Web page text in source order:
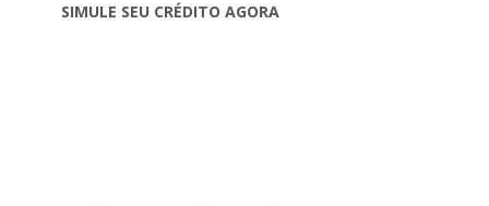
SIMULE SEU CRÉDITO AGORA